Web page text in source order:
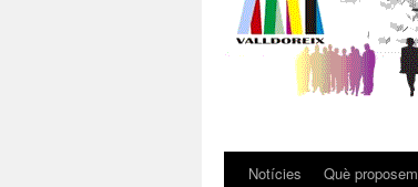
Notícies Què proposem